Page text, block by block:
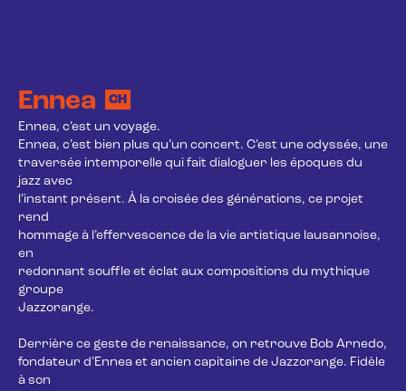
Ennea
CH
Ennea, c’est un voyage.
Ennea, c’est bien plus qu’un concert. C’est une odyssée, une
traversée intemporelle qui fait dialoguer les époques du
jazz avec
l’instant présent. À la croisée des générations, ce projet
rend
hommage à l’effervescence de la vie artistique lausannoise,
en
redonnant souffle et éclat aux compositions du mythique
groupe
Jazzorange.
Derrière ce geste de renaissance, on retrouve Bob Arnedo,
fondateur d’Ennea et ancien capitaine de Jazzorange. Fidèle
à son